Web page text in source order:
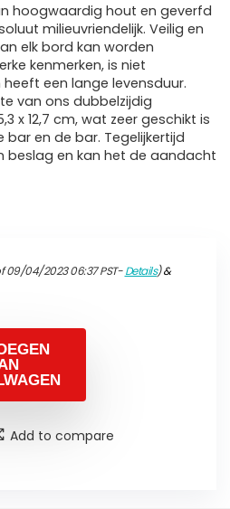
hoogwaardig hout en geverfd
milieuvriendelijk. Veilig en
elk bord kan worden
kenmerken, is niet
een lange levensduur.
van ons dubbelzijdig
x 12,7 cm, wat zeer geschikt is
en de bar. Tegelijkertijd
beslag en kan het de aandacht
09/04/2023 06:37 PST-Details)&
Add to compare